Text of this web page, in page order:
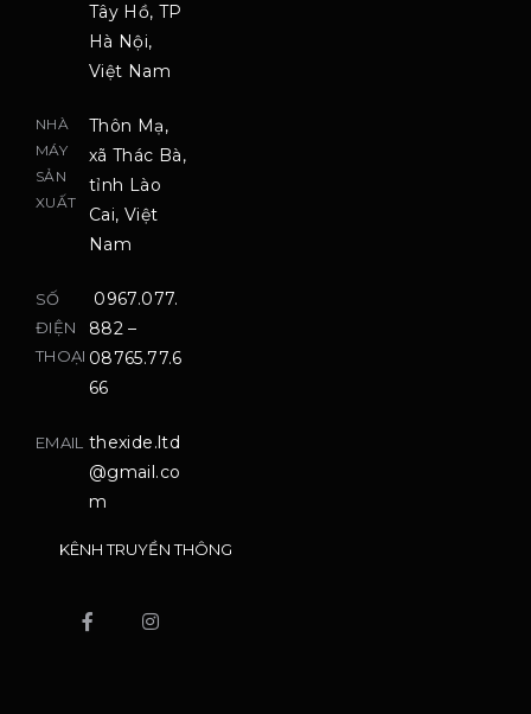
Tây Hồ, TP
Hà Nội,
Việt Nam
NHÀ
MÁY
SẢN
XUẤT
Thôn Mạ,
xã Thác Bà,
tỉnh Lào
Cai, Việt
Nam
SỐ
ĐIỆN
THOẠI
0967.077.
882 –
08765.77.6
66
EMAIL
thexide.ltd
@gmail.co
m
KÊNH TRUYỀN THÔNG